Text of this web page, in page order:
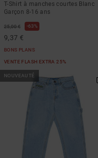
T-Shirt à manches courtes Blanc
Garçon 8-16 ans
25,00 € 63%
9,37 €
BONS PLANS
VENTE FLASH EXTRA 25%
NOUVEAUTÉ